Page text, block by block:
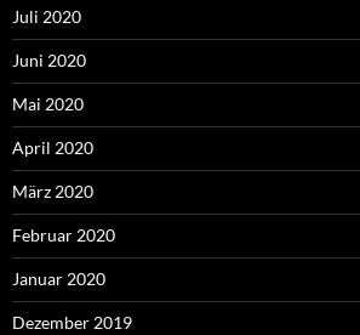
Juli 2020
Juni 2020
Mai 2020
April 2020
März 2020
Februar 2020
Januar 2020
Dezember 2019